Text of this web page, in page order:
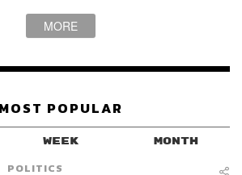
MORE
MOST POPULAR
WEEK MONTH
POLITICS